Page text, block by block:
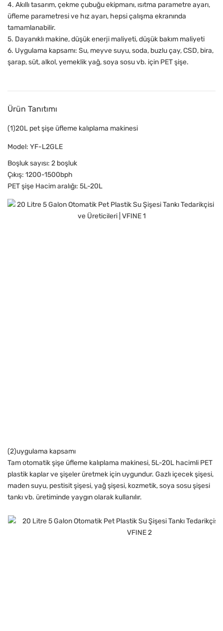
4. Akıllı tasarım, çekme çubuğu ekipmanı, ısıtma parametre ayarı,
üfleme parametresi ve hız ayarı, hepsi çalışma ekranında
tamamlanabilir.
5. Dayanıklı makine, düşük enerji maliyeti, düşük bakım maliyeti
6. Uygulama kapsamı: Su, meyve suyu, soda, buzlu çay, CSD, bira,
şarap, süt, alkol, yemeklik yağ, soya sosu vb. için PET şişe.
Ürün Tanıtımı
(1)20L pet şişe üfleme kalıplama makinesi
Model: YF-L2GLE
Boşluk sayısı: 2 boşluk
Çıkış: 1200-1500bph
PET şişe Hacim aralığı: 5L-20L
(2)uygulama kapsamı
Tam otomatik şişe üfleme kalıplama makinesi, 5L-20L hacimli PET
plastik kaplar ve şişeler üretmek için uygundur. Gazlı içecek şişesi,
maden suyu, pestisit şişesi, yağ şişesi, kozmetik, soya sosu şişesi
tankı vb. üretiminde yaygın olarak kullanılır.